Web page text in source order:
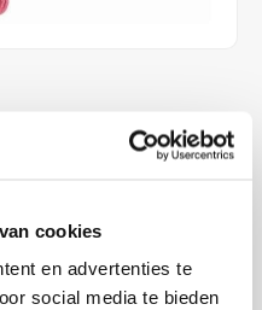
cookies
en advertenties te
social media te bieden
OF "DMC LIGHT
JE EEN KORTING VAN
PRODUCT.